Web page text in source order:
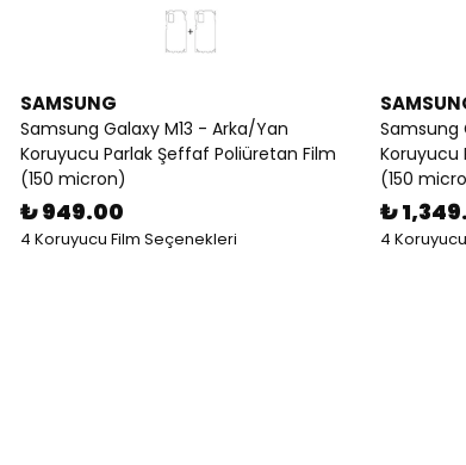
SAMSUNG
Samsung Galaxy M13 - Arka/Yan
Koruyucu Parlak Şeffaf Poliüretan Film
(150 micron)
₺ 949.00
4 Koruyucu Film Seçenekleri
Samsung
Koruyucu
(150
₺
4